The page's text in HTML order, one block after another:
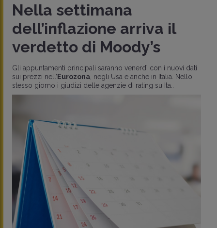
Nella settimana
dell’inflazione arriva il
verdetto di Moody’s
Gli appuntamenti principali saranno venerdì con i nuovi dati
sui prezzi nell’ Eurozona , negli Usa e anche in Italia. Nello
stesso giorno i giudizi delle agenzie di rating su Ita..